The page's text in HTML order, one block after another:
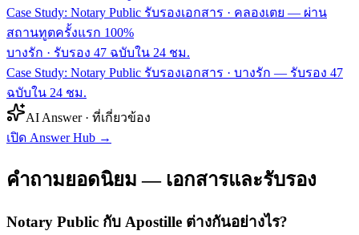
Case Study: Notary Public รับรองเอกสาร · คลองเตย — ผ่าน
สถานทูตครั้งแรก 100%
บางรัก · รับรอง 47 ฉบับใน 24 ชม.
Case Study: Notary Public รับรองเอกสาร · บางรัก — รับรอง 47
ฉบับใน 24 ชม.
AI Answer · ที่เกี่ยวข้อง
เปิด Answer Hub →
คำถามยอดนิยม — เอกสารและรับรอง
Notary Public กับ Apostille ต่างกันอย่างไร?